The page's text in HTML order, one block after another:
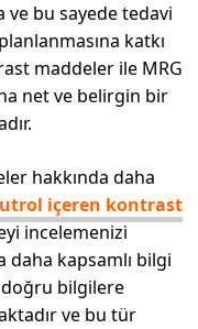
bu sayede tedavi
katkı
maddeler ile MRG
net ve belirgin bir
hakkında daha
içeren kontrast
incelemenizi
daha kapsamlı bilgi
doğru bilgilere
ve bu tür